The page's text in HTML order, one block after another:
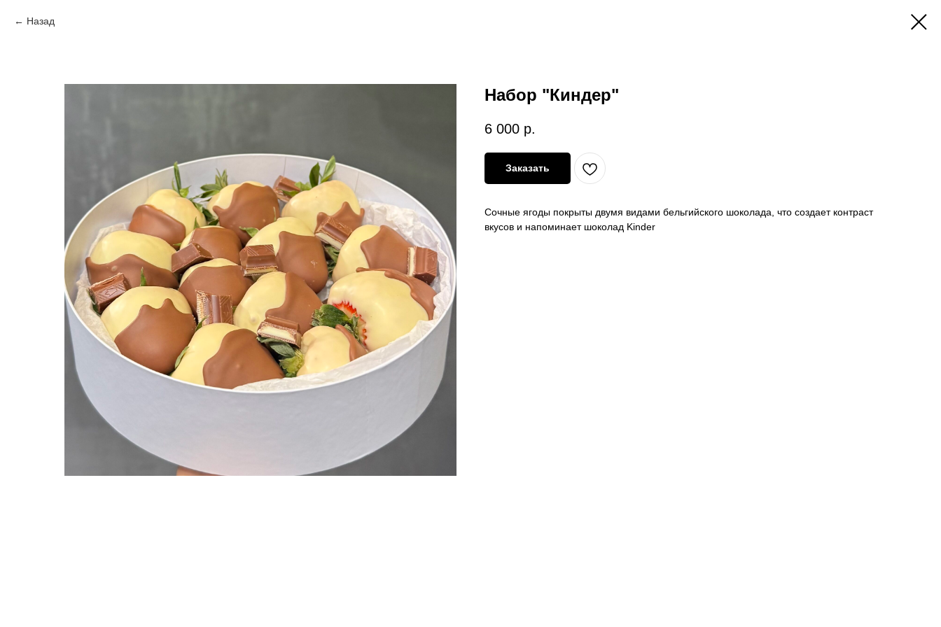
Назад
Набор "Киндер"
6 000 р.
Заказать
Сочные ягоды покрыты двумя видами бельгийского шоколада, что создает контраст
вкусов и напоминает шоколад Kinder